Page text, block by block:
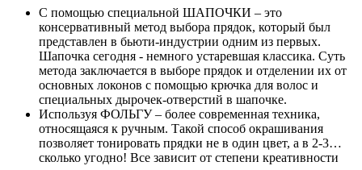
С помощью специальной ШАПОЧКИ – это
консервативный метод выбора прядок, который был
представлен в бьюти-индустрии одним из первых.
Шапочка сегодня - немного устаревшая классика. Суть
метода заключается в выборе прядок и отделении их от
основных локонов с помощью крючка для волос и
специальных дырочек-отверстий в шапочке.
Используя ФОЛЬГУ – более современная техника,
относящаяся к ручным. Такой способ окрашивания
позволяет тонировать прядки не в один цвет, а в 2-3…
сколько угодно! Все зависит от степени креативности